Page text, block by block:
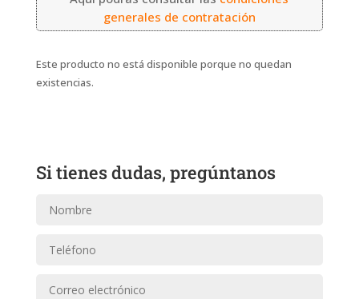
generales de contratación
Este producto no está disponible porque no quedan
existencias.
Si tienes dudas, pregúntanos